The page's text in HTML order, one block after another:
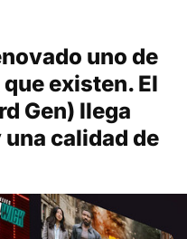
uno de
existen. El
Gen) llega
calidad de